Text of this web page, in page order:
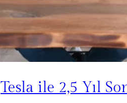
Tesla ile 2,5 Yıl